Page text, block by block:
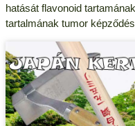
hatását flavonoid
tartalmának tumor